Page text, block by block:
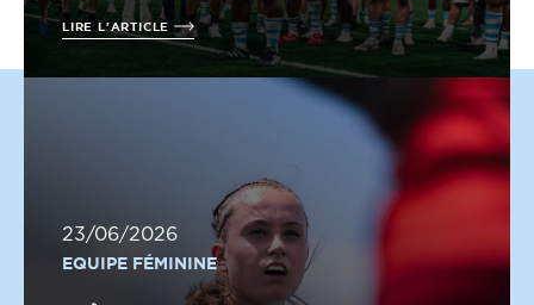
LIRE L'ARTICLE
23/06/2026
EQUIPE FÉMININE